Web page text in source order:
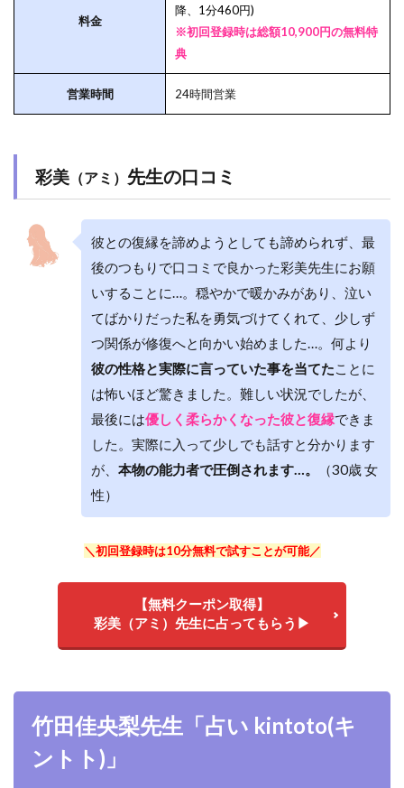
料金
降、1分460円)
※初回登録時は総額10,900円の無料特
典
営業時間 24時間営業
彩美 （アミ） 先生の口コミ
彼との復縁を諦めようとしても諦められず、最
後のつもりで口コミで良かった彩美先生にお願
いすることに…。穏やかで暖かみがあり、泣い
てばかりだった私を勇気づけてくれて、少しず
つ関係が修復へと向かい始めました…。何より
彼の性格と実際に言っていた事を当てたことに
は怖いほど驚きました。難しい状況でしたが、
最後には優しく柔らかくなった彼と復縁できま
した。実際に入って少しでも話すと分かります
が、 本物の能力者で圧倒されます…。
（30歳 女
性）
＼初回登録時は10分無料で試すことが可能／
【無料クーポン取得】
彩美（アミ）先生に占ってもらう▶
竹田佳央梨先生「占い kintoto(キ
ントト)」